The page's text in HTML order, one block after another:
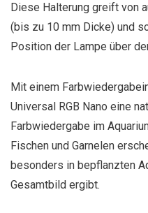
Diese Halterung greift von
(bis zu 10 mm Dicke) und
Position der Lampe über
Mit einem
Universal RGB Nano eine
Farbwiedergabe im
Fischen und Garnelen
besonders in bepflanzten
Gesamtbild ergibt.